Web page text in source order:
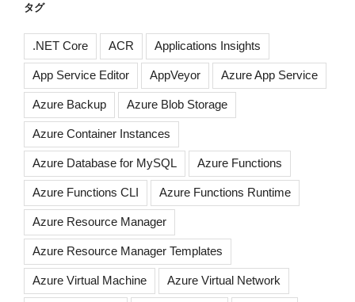
タグ
.NET Core ACR Applications Insights
App Service Editor AppVeyor Azure App Service
Azure Backup Azure Blob Storage
Azure Container Instances
Azure Database for MySQL Azure Functions
Azure Functions CLI Azure Functions Runtime
Azure Resource Manager
Azure Resource Manager Templates
Azure Virtual Machine Azure Virtual Network